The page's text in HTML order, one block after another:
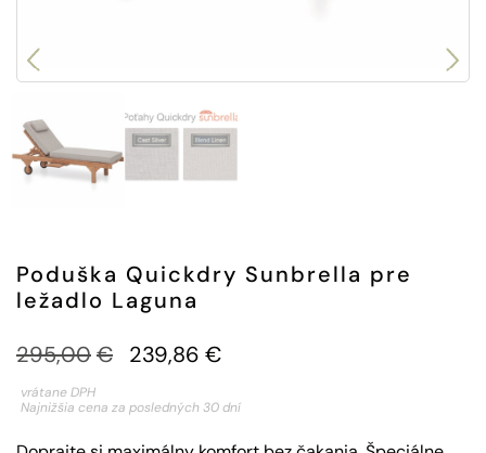
Poduška Quickdry Sunbrella pre
ležadlo Laguna
295,00€ 239,86 €
vrátane DPH
Najnižšia cena za posledných 30 dní